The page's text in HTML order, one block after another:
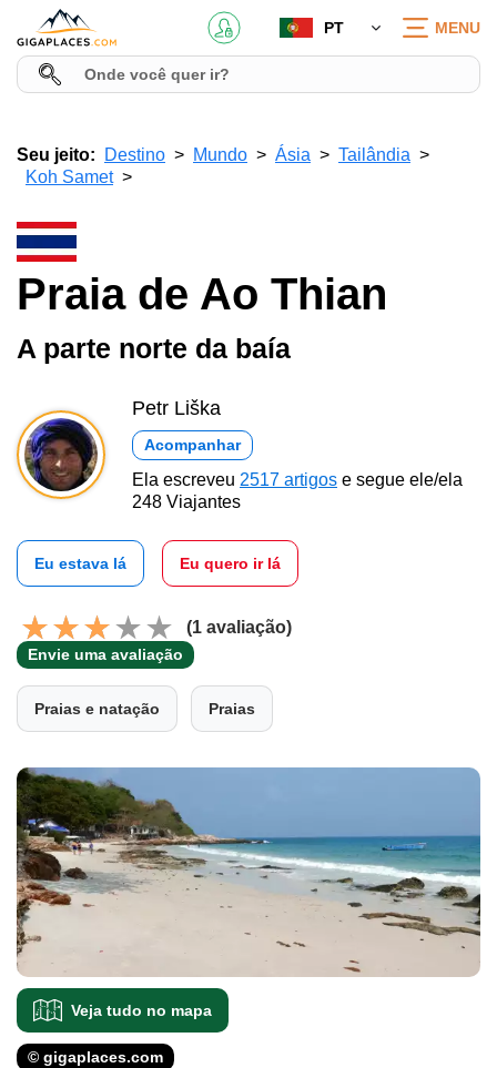
PT MENU
Seu jeito: Destino Mundo Ásia
Tailândia
Koh Samet
Praia de Ao Thian
A parte norte da baía
Petr Liška
Acompanhar
Ela escreveu 2517 artigos e segue ele/ela
248 Viajantes
Eu estava lá Eu quero ir lá
(1 avaliação)
Envie uma avaliação
Praias e natação Praias
Veja tudo no mapa
© gigaplaces.com